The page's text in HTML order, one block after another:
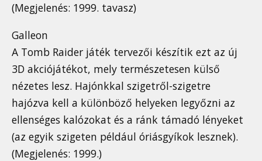
(Megjelenés: 1999. tavasz)
Galleon
A Tomb Raider játék tervezői készítik ezt az új
3D akciójátékot, mely természetesen külső
nézetes lesz. Hajónkkal szigetről-szigetre
hajózva kell a különböző helyeken legyőzni az
ellenséges kalózokat és a ránk támadó lényeket
(az egyik szigeten például óriásgyíkok lesznek).
(Megjelenés: 1999.)